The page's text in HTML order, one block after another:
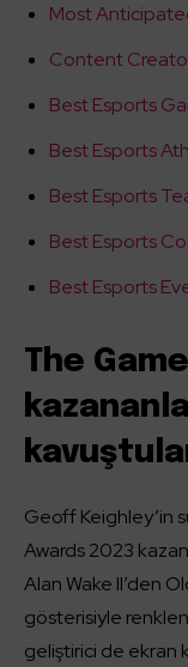
Most
Content
Best Esports
Best Esports
Best Esports
Best Esports
Best Esports
The
Geoff Keighley’in
Awards 2023
Alan Wake II’den
gösterisiyle
geliştirici de ekran